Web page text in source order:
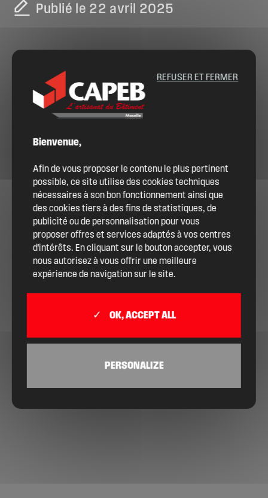
Publié le 22 avril 2025
Bienvenue,
Afin de vous proposer le contenu le plus pertinent
possible, ce site utilise des cookies techniques
nécessaires à son bon fonctionnement ainsi que
des cookies tiers à des fins de statistiques, de
publicité ou de personnalisation pour vous
proposer offres et services adaptés à vos centres
d'intérêts. En cliquant sur le bouton accepter, vous
nous autorisez à vous offrir une meilleure
expérience de navigation sur le site.
OK, ACCEPT ALL
REFUSER ET FERMER
PERSONALIZE